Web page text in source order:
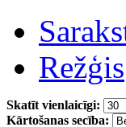
Režģis
Skatīt vienlaicīgi:
Kārtošanas secība: